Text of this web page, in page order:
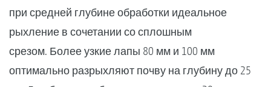
при средней глубине обработки идеальное
рыхление в сочетании со сплошным
срезом. Более узкие лапы 80 мм и 100 мм
оптимально разрыхляют почву на глубину до 25